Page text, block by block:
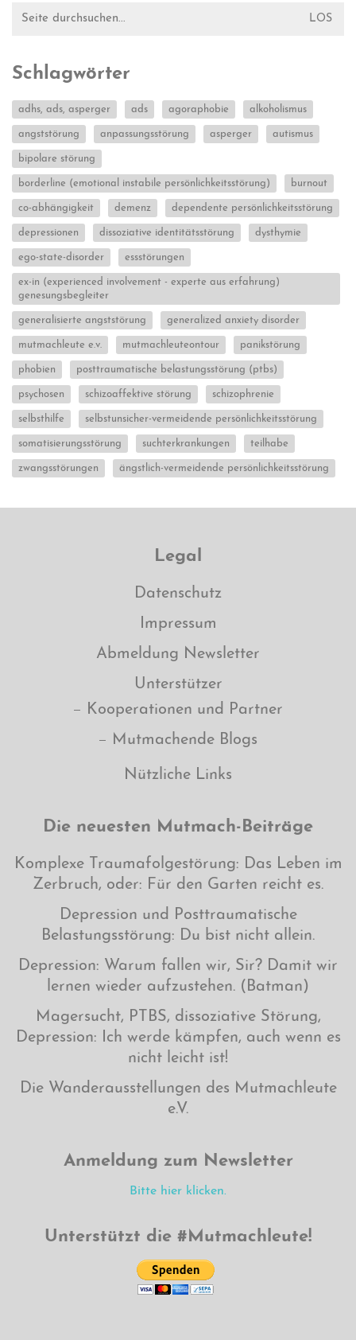
nach:
Schlagwörter
adhs, ads, asperger ads agoraphobie alkoholismus
angststörung anpassungsstörung asperger autismus
bipolare störung
borderline (emotional instabile persönlichkeitsstörung) burnout
co-abhängigkeit demenz dependente persönlichkeitsstörung
depressionen dissoziative identitätsstörung dysthymie
ego-state-disorder essstörungen
ex-in (experienced involvement - experte aus erfahrung)
genesungsbegleiter
generalisierte angststörung generalized anxiety disorder
mutmachleute e.v. mutmachleuteontour panikstörung
phobien posttraumatische belastungsstörung (ptbs)
psychosen schizoaffektive störung schizophrenie
selbsthilfe selbstunsicher-vermeidende persönlichkeitsstörung
somatisierungsstörung suchterkrankungen teilhabe
zwangsstörungen ängstlich-vermeidende persönlichkeitsstörung
Legal
Datenschutz
Impressum
Abmeldung Newsletter
Unterstützer
Kooperationen und Partner
Mutmachende Blogs
Nützliche Links
Die neuesten Mutmach-Beiträge
Komplexe Traumafolgestörung: Das Leben im
Zerbruch, oder: Für den Garten reicht es.
Depression und Posttraumatische
Belastungsstörung: Du bist nicht allein.
Depression: Warum fallen wir, Sir? Damit wir
lernen wieder aufzustehen. (Batman)
Magersucht, PTBS, dissoziative Störung,
Depression: Ich werde kämpfen, auch wenn es
nicht leicht ist!
Die Wanderausstellungen des Mutmachleute
e.V.
Anmeldung zum Newsletter
Bitte hier klicken.
Unterstützt die #Mutmachleute!